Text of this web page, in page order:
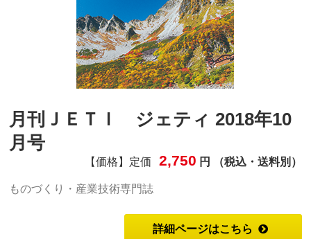
月刊ＪＥＴＩ ジェティ 2018年10
月号
【価格】定価 2,750 円 （税込・送料別）
ものづくり・産業技術専門誌
詳細ページはこちら